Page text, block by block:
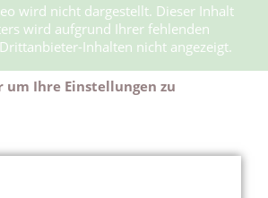
wird nicht dargestellt. Dieser Inhalt
wird aufgrund Ihrer fehlenden
Inhalten nicht angezeigt.
um Ihre Einstellungen zu